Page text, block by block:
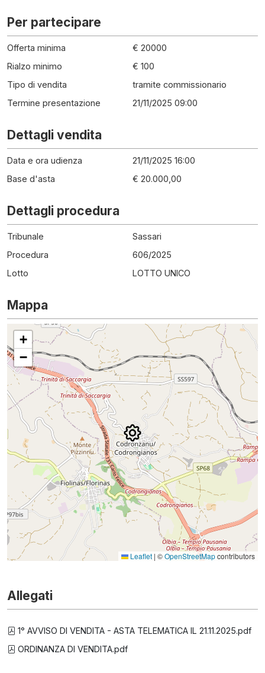
Per partecipare
Offerta minima
€ 20000
Rialzo minimo
€ 100
Tipo di vendita
tramite commissionario
Termine presentazione
21/11/2025 09:00
Dettagli vendita
Data e ora udienza
21/11/2025 16:00
Base d'asta
€ 20.000,00
Dettagli procedura
Tribunale
Sassari
Procedura
606/2025
Lotto
LOTTO UNICO
Mappa
+
−
Leaflet | ©OpenStreetMapcontributors
Allegati
1° AVVISO DI VENDITA - ASTA TELEMATICA IL 21.11.2025.pdf
ORDINANZA DI VENDITA.pdf